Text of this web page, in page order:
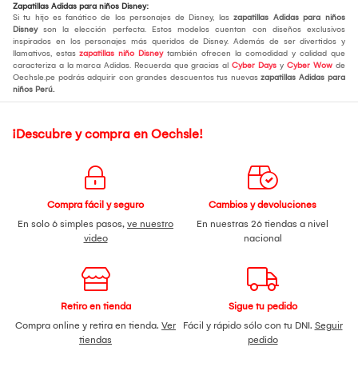
Zapatillas Adidas para niños Disney:
Si tu hijo es fanático de los personajes de Disney, las zapatillas Adidas para niños
Disney son la elección perfecta. Estos modelos cuentan con diseños exclusivos
inspirados en los personajes más queridos de Disney. Además de ser divertidos y
llamativos, estas zapatillas niño Disneytambién ofrecen la comodidad y calidad que
caracteriza a la marca Adidas. Recuerda que gracias al Cyber Days y Cyber Wow de
Oechsle.pe podrás adquirir con grandes descuentos tus nuevas zapatillas Adidas para
niños Perú.
¡Descubre y compra en Oechsle!
Compra fácil y seguro
En solo 6 simples pasos, ve nuestro
video
Cambios y devoluciones
En nuestras 26 tiendas a nivel
nacional
Retiro en tienda
Compra online y retira en tienda. Ver
tiendas
Sigue tu pedido
Fácil y rápido sólo con tu DNI. Seguir
pedido